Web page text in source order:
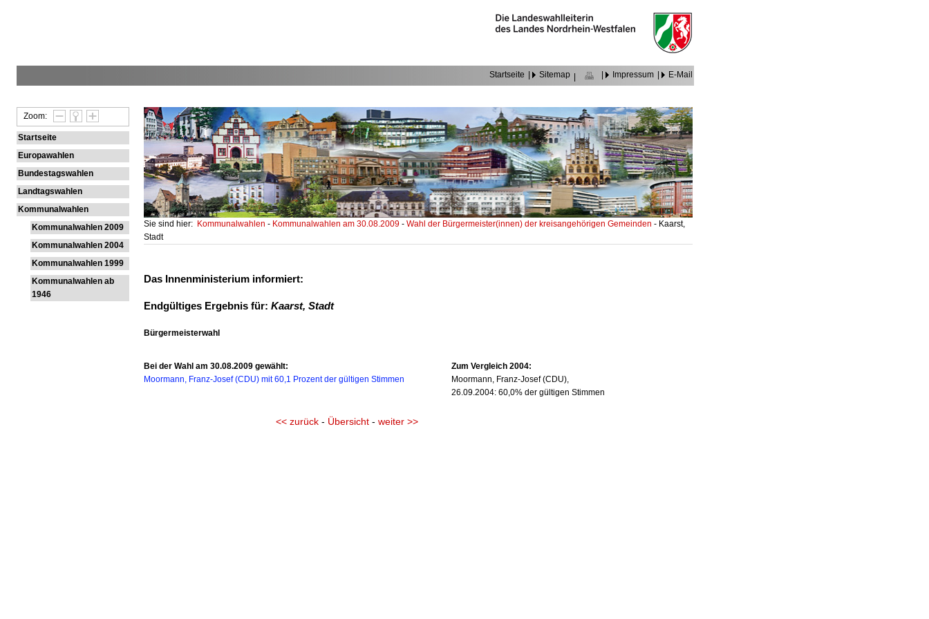
Startseite Sitemap Impressum E-Mail
Zoom:
Startseite
Europawahlen
Bundestagswahlen
Landtagswahlen
Kommunalwahlen
Kommunalwahlen 2009
Kommunalwahlen 2004
Kommunalwahlen 1999
Kommunalwahlen ab
1946
Sie sind hier: Kommunalwahlen- Kommunalwahlen am 30.08.2009-Wahl der Bürgermeister(innen) der kreisangehörigen Gemeinden- Kaarst,
Stadt
Das Innenministerium informiert:
Endgültiges Ergebnis für: Kaarst, Stadt
Bürgermeisterwahl
Bei der Wahl am 30.08.2009 gewählt:
Moormann, Franz-Josef (CDU) mit 60,1 Prozent der gültigen Stimmen
Zum Vergleich 2004:
Moormann, Franz-Josef (CDU),
26.09.2004: 60,0% der gültigen Stimmen
<< zurück - Übersicht -weiter >>